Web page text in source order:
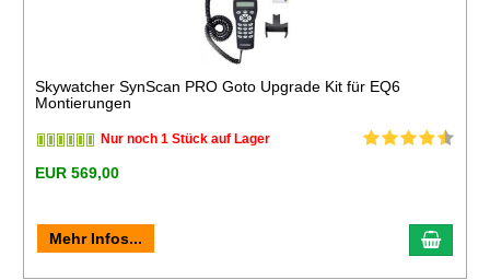
Skywatcher SynScan PRO Goto Upgrade Kit für EQ6
Montierungen
Nur noch 1 Stück auf Lager
EUR 569,00
Mehr Infos...